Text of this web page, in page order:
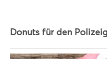
Donuts für den